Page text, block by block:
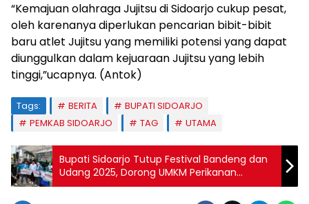
“Kemajuan olahraga Jujitsu di Sidoarjo cukup pesat,
oleh karenanya diperlukan pencarian bibit-bibit
baru atlet Jujitsu yang memiliki potensi yang dapat
diunggulkan dalam kejuaraan Jujitsu yang lebih
tinggi,”ucapnya. (Antok)
Tags: BERITA
BUPATI SIDOARJO
PEMKAB SIDOARJO
TAG UTAMA
Bupati Sidoarjo Tutup Festival Bandeng dan
Udang 2025, Dorong UMKM Perikanan
Mendunia